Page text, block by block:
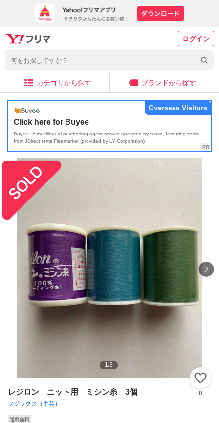
ログイン
カテゴリから探す ブランドから探す
Click here for Buyee
Buyee - A multilingual purchasing agent service operated by tenso, featuring items
from JDirectItems Fleamarket (provided by LY Corporation)
Overseas Visitors
1/3
レジロン ニット用 ミシン糸 3個
フジックス（手芸）
0
送料無料